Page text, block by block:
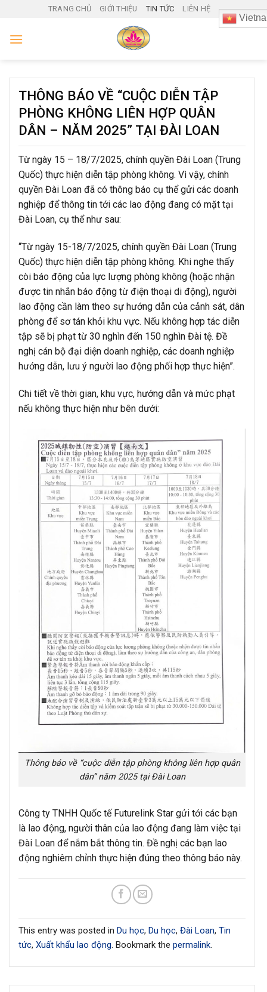
content
TRANG CHỦ GIỚI THIỆU TIN TỨC LIÊN HỆ
THÔNG BÁO VỀ “CUỘC DIỄN TẬP
PHÒNG KHÔNG LIÊN HỢP QUÂN
DÂN – NĂM 2025” TẠI ĐÀI LOAN
Từ ngày 15 – 18/7/2025, chính quyền Đài Loan (Trung
Quốc) thực hiện diễn tập phòng không. Vì vậy, chính
quyền Đài Loan đã có thông báo cụ thể gửi các doanh
nghiệp để thông tin tới các lao động đang có mặt tại
Đài Loan, cụ thể như sau:
“Từ ngày 15-18/7/2025, chính quyền Đài Loan (Trung
Quốc) thực hiện diễn tập phòng không. Khi nghe thấy
còi báo động của lực lượng phòng không (hoặc nhận
được tin nhắn báo động từ điện thoại di động), người
lao động cần làm theo sự hướng dẫn của cảnh sát, dân
phòng để sơ tán khỏi khu vực. Nếu không hợp tác diễn
tập sẽ bị phạt từ 30 nghìn đến 150 nghìn Đài tệ. Đề
nghị cán bộ đại diện doanh nghiệp, các doanh nghiệp
hướng dẫn, lưu ý người lao động phối hợp thực hiện”.
Chi tiết về thời gian, khu vực, hướng dẫn và mức phạt
nếu không thực hiện như bên dưới:
Thông báo về “cuộc diễn tập phòng không liên hợp quân
dân” năm 2025 tại Đài Loan
Công ty TNHH Quốc tế Futurelink Star gửi tới các bạn
là lao động, người thân của lao động đang làm việc tại
Đài Loan để nắm bắt thông tin. Đề nghị các bạn lao
động nghiêm chỉnh thực hiện đúng theo thông báo này.
This entry was posted in Du học, Du học, Đài Loan, Tin
tức, Xuất khẩu lao động. Bookmark the permalink.